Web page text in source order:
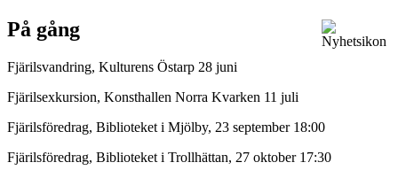
På gång
Fjärilsvandring, Kulturens Östarp 28 juni
Fjärilsexkursion, Konsthallen Norra Kvarken 11 juli
Fjärilsföredrag, Biblioteket i Mjölby, 23 september 18:00
Fjärilsföredrag, Biblioteket i Trollhättan, 27 oktober 17:30